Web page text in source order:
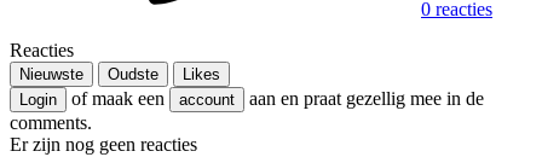
0 reacties
Reacties
Nieuwste Oudste
Likes
Login
of maak een account
aan en praat gezellig mee in de
comments.
Er zijn nog geen reacties